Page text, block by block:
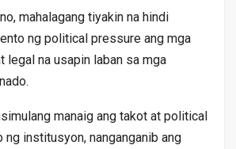
mahalagang tiyakin na hindi
ng political pressure ang mga
legal na usapin laban sa mga
manaig ang takot at political
institusyon, nanganganib ang